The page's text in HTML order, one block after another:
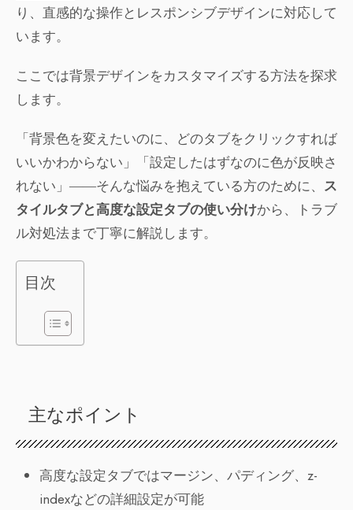
り、直感的な操作とレスポンシブデザインに対応して
います。
ここでは背景デザインをカスタマイズする方法を探求
します。
「背景色を変えたいのに、どのタブをクリックすれば
いいかわからない」「設定したはずなのに色が反映さ
れない」――そんな悩みを抱えている方のために、 ス
タイルタブと高度な設定タブの使い分けから、トラブ
ル対処法まで丁寧に解説します。
目次
主なポイント
高度な設定タブではマージン、パディング、z-
indexなどの詳細設定が可能